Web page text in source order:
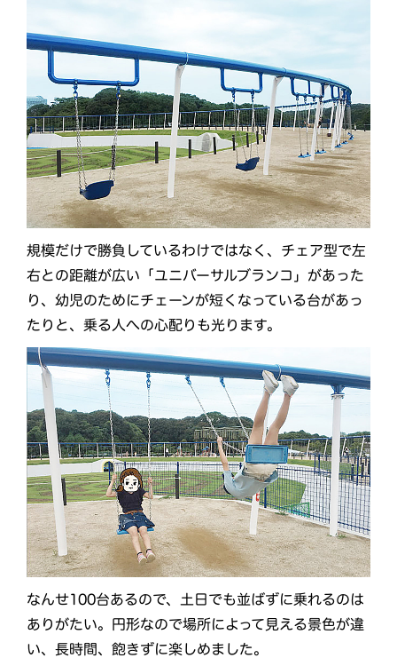
規模だけで勝負しているわけではなく、チェア型で左
右との距離が広い「ユニバーサルブランコ」があった
り、幼児のためにチェーンが短くなっている台があっ
たりと、乗る人への心配りも光ります。
なんせ100台あるので、土日でも並ばずに乗れるのは
ありがたい。円形なので場所によって見える景色が違
い、長時間、飽きずに楽しめました。